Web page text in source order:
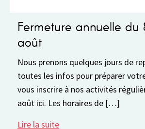
Fermeture annuelle
août
Nous prenons quelques jours de
toutes les infos pour préparer
vous inscrire à nos activités
août ici. Les horaires de […]
Lire la suite